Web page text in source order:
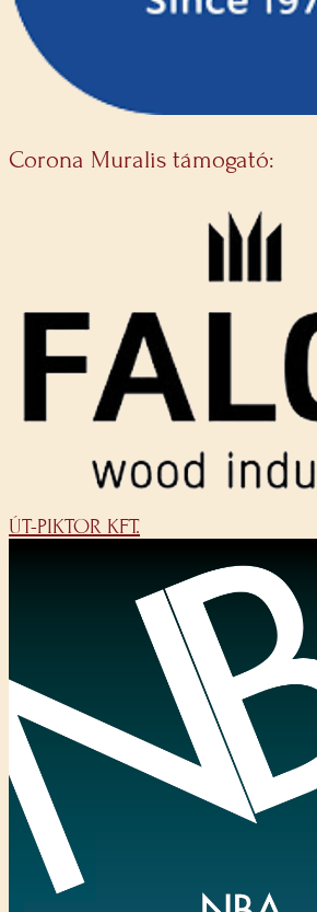
Corona Muralis támogató:
ÚT-PIKTOR KFT.